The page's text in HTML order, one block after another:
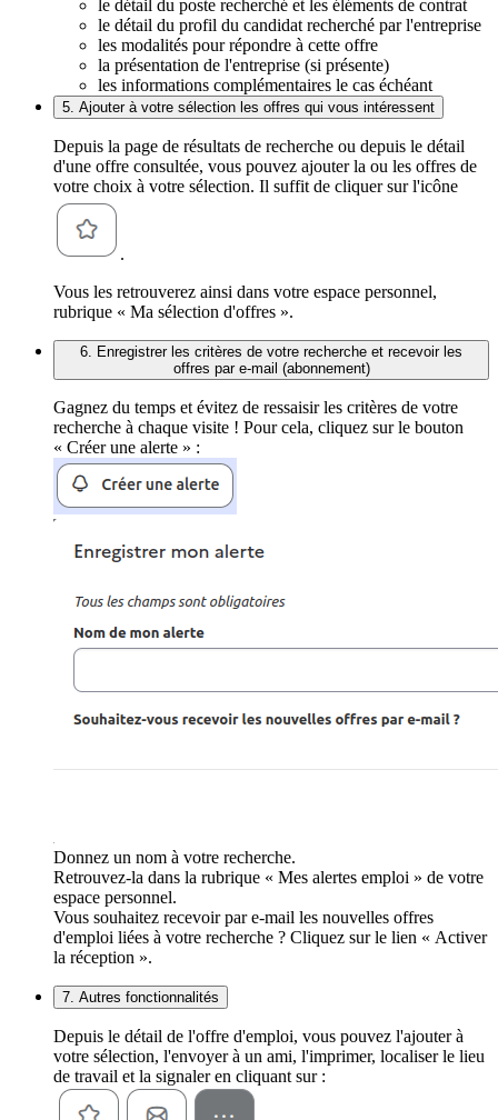
le détail du poste recherché et les éléments de contrat
le détail du profil du candidat recherché par l'entreprise
les modalités pour répondre à cette offre
la présentation de l'entreprise (si présente)
les informations complémentaires le cas échéant
5. Ajouter à votre sélection les offres qui vous intéressent
Depuis la page de résultats de recherche ou depuis le détail
d'une offre consultée, vous pouvez ajouter la ou les offres de
votre choix à votre sélection. Il suffit de cliquer sur l'icône
.
Vous les retrouverez ainsi dans votre espace personnel,
rubrique « Ma sélection d'offres ».
6. Enregistrer les critères de votre recherche et recevoir les
offres par e-mail (abonnement)
Gagnez du temps et évitez de ressaisir les critères de votre
recherche à chaque visite ! Pour cela, cliquez sur le bouton
« Créer une alerte » :
Donnez un nom à votre recherche.
Retrouvez-la dans la rubrique « Mes alertes emploi » de votre
espace personnel.
Vous souhaitez recevoir par e-mail les nouvelles offres
d'emploi liées à votre recherche ? Cliquez sur le lien « Activer
la réception ».
7. Autres fonctionnalités
Depuis le détail de l'offre d'emploi, vous pouvez l'ajouter à
votre sélection, l'envoyer à un ami, l'imprimer, localiser le lieu
de travail et la signaler en cliquant sur :